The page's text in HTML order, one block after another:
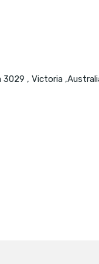
3029 , Victoria